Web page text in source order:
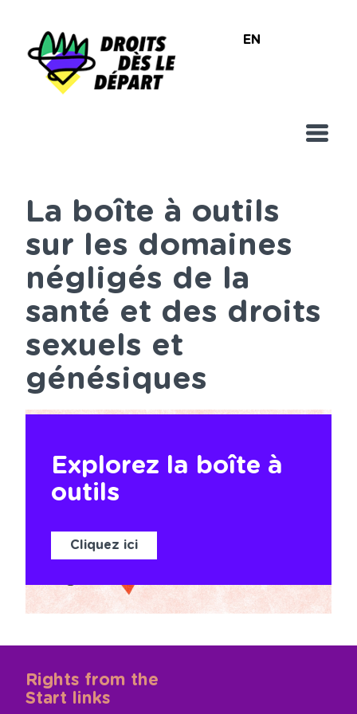
main
content
English
La boîte à outils
sur les domaines
négligés de la
santé et des droits
sexuels et
génésiques
Explorez la boîte à
outils
Cliquez ici
Rights from the
Start links